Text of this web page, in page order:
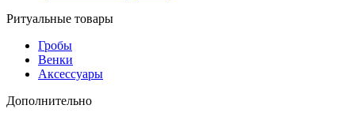
Ритуальные товары
Гробы
Венки
Аксессуары
Дополнительно